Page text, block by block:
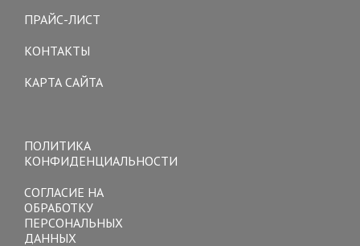
ПРАЙС-ЛИСТ
КОНТАКТЫ
КАРТА САЙТА
ПОЛИТИКА
КОНФИДЕНЦИАЛЬНОСТИ
СОГЛАСИЕ НА
ОБРАБОТКУ
ПЕРСОНАЛЬНЫХ
ДАННЫХ